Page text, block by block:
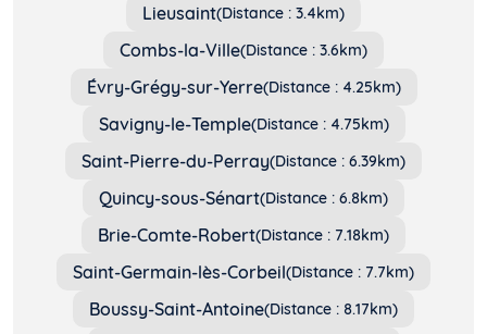
Lieusaint(Distance : 3.4km)
Combs-la-Ville(Distance : 3.6km)
Évry-Grégy-sur-Yerre(Distance : 4.25km)
Savigny-le-Temple(Distance : 4.75km)
Saint-Pierre-du-Perray(Distance : 6.39km)
Quincy-sous-Sénart(Distance : 6.8km)
Brie-Comte-Robert(Distance : 7.18km)
Saint-Germain-lès-Corbeil(Distance : 7.7km)
Boussy-Saint-Antoine(Distance : 8.17km)